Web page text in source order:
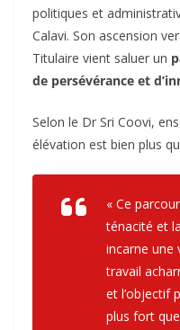
politiques et
Calavi. Son ascension
Titulaire vient saluer un
de persévérance et
Selon le Dr Sri Coovi,
élévation est bien plus
« Ce
ténacité et
incarne une
travail
et l’objectif
plus fort